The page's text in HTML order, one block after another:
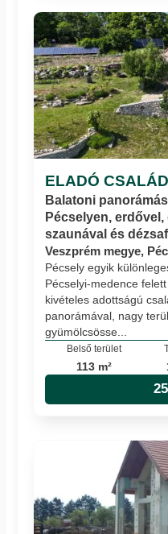
ELADÓ
Balatoni
Pécselyen,
szaunával és
Veszprém megye,
Pécsely egyik
Pécselyi-medence
kivételes adottságú
panorámával, nagy
gyümölcsösse...
Belső terület
113 m²